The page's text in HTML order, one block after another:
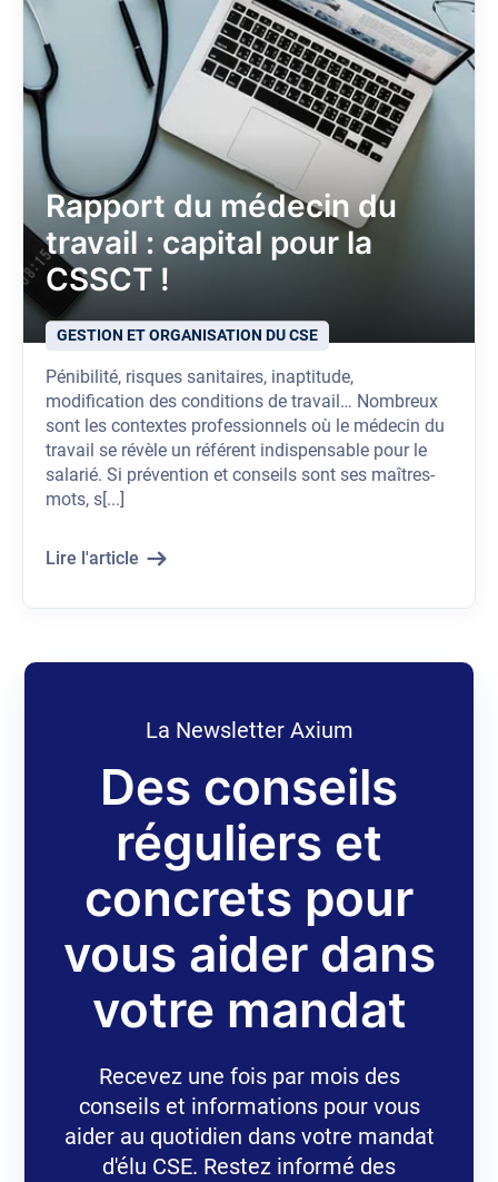
Rapport du médecin du
travail : capital pour la
CSSCT !
GESTION ET ORGANISATION DU CSE
Pénibilité, risques sanitaires, inaptitude,
modification des conditions de travail… Nombreux
sont les contextes professionnels où le médecin du
travail se révèle un référent indispensable pour le
salarié. Si prévention et conseils sont ses maîtres-
mots, s[...]
Lire l'article
La Newsletter Axium
Des conseils
réguliers et
concrets pour
vous aider dans
votre mandat
Recevez une fois par mois des
conseils et informations pour vous
aider au quotidien dans votre mandat
d'élu CSE. Restez informé des